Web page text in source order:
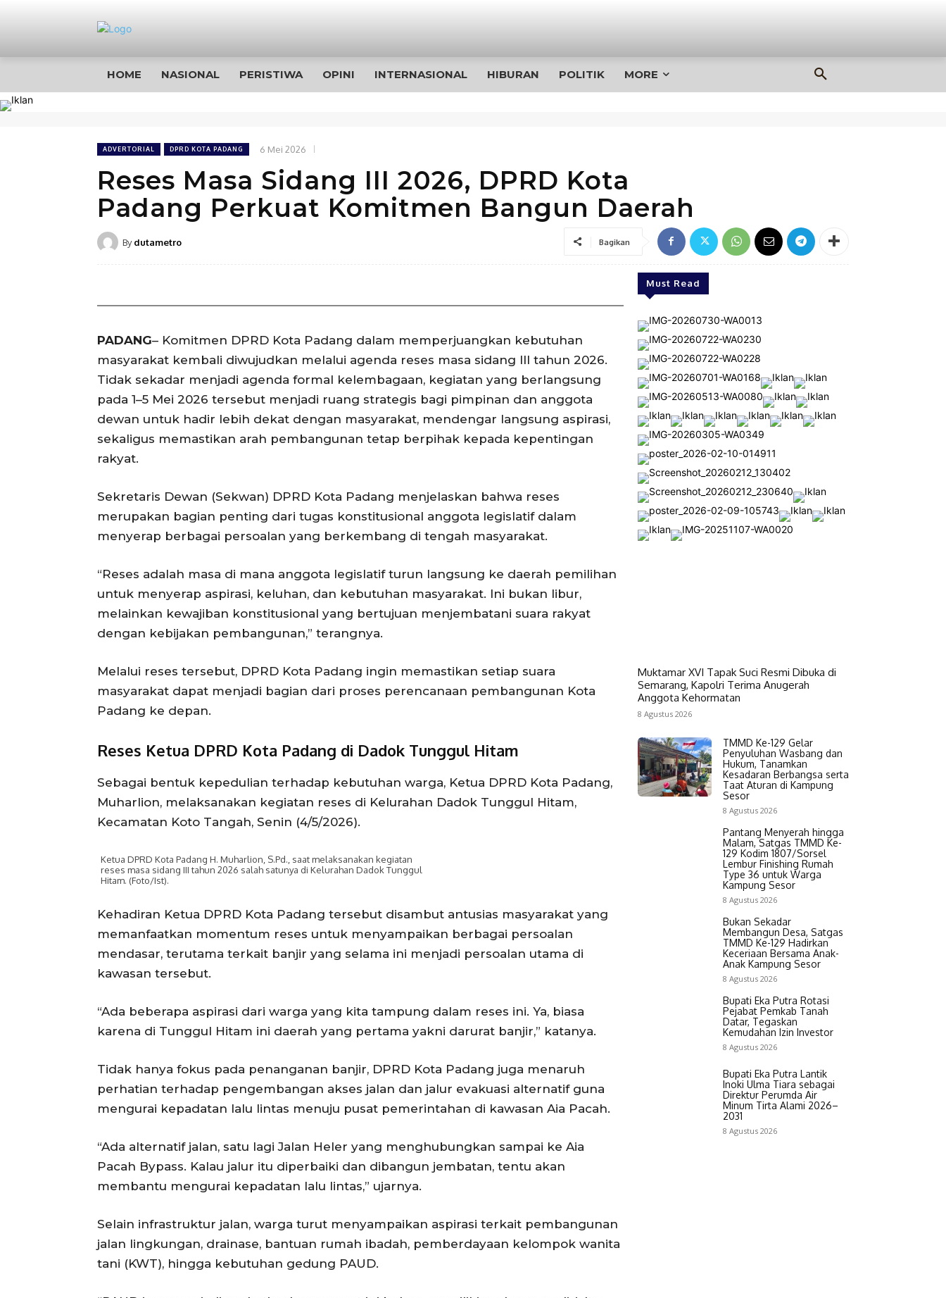
HOME NASIONAL PERISTIWA OPINI INTERNASIONAL HIBURAN POLITIK MORE
ADVERTORIAL DPRD KOTA PADANG 6 Mei 2026
Reses Masa Sidang III 2026, DPRD Kota
Padang Perkuat Komitmen Bangun Daerah
By dutametro Bagikan
PADANG– Komitmen DPRD Kota Padang dalam memperjuangkan kebutuhan
masyarakat kembali diwujudkan melalui agenda reses masa sidang III tahun 2026.
Tidak sekadar menjadi agenda formal kelembagaan, kegiatan yang berlangsung
pada 1–5 Mei 2026 tersebut menjadi ruang strategis bagi pimpinan dan anggota
dewan untuk hadir lebih dekat dengan masyarakat, mendengar langsung aspirasi,
sekaligus memastikan arah pembangunan tetap berpihak kepada kepentingan
rakyat.
Sekretaris Dewan (Sekwan) DPRD Kota Padang menjelaskan bahwa reses
merupakan bagian penting dari tugas konstitusional anggota legislatif dalam
menyerap berbagai persoalan yang berkembang di tengah masyarakat.
“Reses adalah masa di mana anggota legislatif turun langsung ke daerah pemilihan
untuk menyerap aspirasi, keluhan, dan kebutuhan masyarakat. Ini bukan libur,
melainkan kewajiban konstitusional yang bertujuan menjembatani suara rakyat
dengan kebijakan pembangunan,” terangnya.
Melalui reses tersebut, DPRD Kota Padang ingin memastikan setiap suara
masyarakat dapat menjadi bagian dari proses perencanaan pembangunan Kota
Padang ke depan.
Reses Ketua DPRD Kota Padang di Dadok Tunggul Hitam
Sebagai bentuk kepedulian terhadap kebutuhan warga, Ketua DPRD Kota Padang,
Muharlion, melaksanakan kegiatan reses di Kelurahan Dadok Tunggul Hitam,
Kecamatan Koto Tangah, Senin (4/5/2026).
Ketua DPRD Kota Padang H. Muharlion, S.Pd., saat melaksanakan kegiatan
reses masa sidang III tahun 2026 salah satunya di Kelurahan Dadok Tunggul
Hitam. (Foto/Ist).
Kehadiran Ketua DPRD Kota Padang tersebut disambut antusias masyarakat yang
memanfaatkan momentum reses untuk menyampaikan berbagai persoalan
mendasar, terutama terkait banjir yang selama ini menjadi persoalan utama di
kawasan tersebut.
“Ada beberapa aspirasi dari warga yang kita tampung dalam reses ini. Ya, biasa
karena di Tunggul Hitam ini daerah yang pertama yakni darurat banjir,” katanya.
Tidak hanya fokus pada penanganan banjir, DPRD Kota Padang juga menaruh
perhatian terhadap pengembangan akses jalan dan jalur evakuasi alternatif guna
mengurai kepadatan lalu lintas menuju pusat pemerintahan di kawasan Aia Pacah.
“Ada alternatif jalan, satu lagi Jalan Heler yang menghubungkan sampai ke Aia
Pacah Bypass. Kalau jalur itu diperbaiki dan dibangun jembatan, tentu akan
membantu mengurai kepadatan lalu lintas,” ujarnya.
Selain infrastruktur jalan, warga turut menyampaikan aspirasi terkait pembangunan
jalan lingkungan, drainase, bantuan rumah ibadah, pemberdayaan kelompok wanita
tani (KWT), hingga kebutuhan gedung PAUD.
Must Read
Muktamar XVI Tapak Suci Resmi Dibuka di
Semarang, Kapolri Terima Anugerah
Anggota Kehormatan
8 Agustus 2026
TMMD Ke-129 Gelar
Penyuluhan Wasbang dan
Hukum, Tanamkan
Kesadaran Berbangsa serta
Taat Aturan di Kampung
Sesor
8 Agustus 2026
Pantang Menyerah hingga
Malam, Satgas TMMD Ke-
129 Kodim 1807/Sorsel
Lembur Finishing Rumah
Type 36 untuk Warga
Kampung Sesor
8 Agustus 2026
Bukan Sekadar
Membangun Desa, Satgas
TMMD Ke-129 Hadirkan
Keceriaan Bersama Anak-
Anak Kampung Sesor
8 Agustus 2026
Bupati Eka Putra Rotasi
Pejabat Pemkab Tanah
Datar, Tegaskan
Kemudahan Izin Investor
8 Agustus 2026
Bupati Eka Putra Lantik
Inoki Ulma Tiara sebagai
Direktur Perumda Air
Minum Tirta Alami 2026–
2031
8 Agustus 2026